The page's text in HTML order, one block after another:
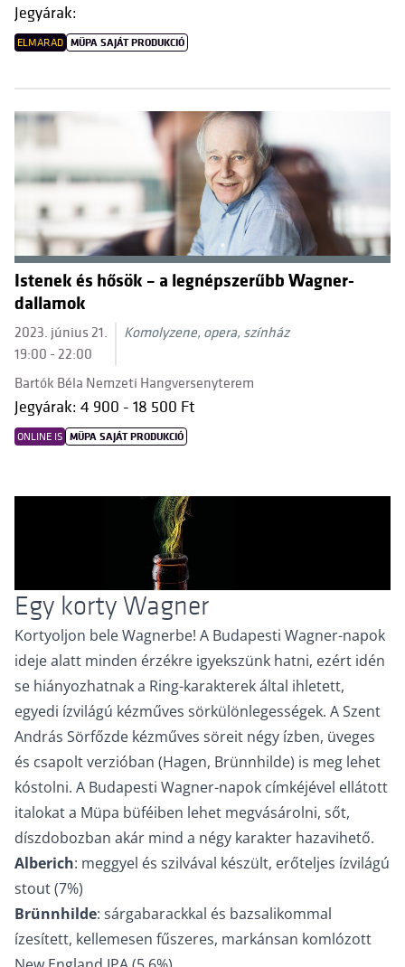
Jegyárak:
ELMARAD MÜPA SAJÁT PRODUKCIÓ
Istenek és hősök – a legnépszerűbb Wagner-
dallamok
2023. június 21.
19:00 - 22:00
Komolyzene, opera, színház
Bartók Béla Nemzeti Hangversenyterem
Jegyárak: 4 900 - 18 500 Ft
ONLINE IS MÜPA SAJÁT PRODUKCIÓ
Egy korty Wagner
Kortyoljon bele Wagnerbe! A Budapesti Wagner-napok
ideje alatt minden érzékre igyekszünk hatni, ezért idén
se hiányozhatnak a Ring-karakterek által ihletett,
egyedi ízvilágú kézműves sörkülönlegességek. A Szent
András Sörfőzde kézműves söreit négy ízben, üveges
és csapolt verzióban (Hagen, Brünnhilde) is meg lehet
kóstolni. A Budapesti Wagner-napok címkéjével ellátott
italokat a Müpa büféiben lehet megvásárolni, sőt,
díszdobozban akár mind a négy karakter hazavihető.
Alberich: meggyel és szilvával készült, erőteljes ízvilágú
stout (7%)
Brünnhilde: sárgabarackkal és bazsalikommal
ízesített, kellemesen fűszeres, markánsan komlózott